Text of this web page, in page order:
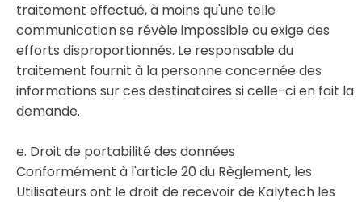
traitement effectué, à moins qu'une telle
communication se révèle impossible ou exige des
efforts disproportionnés. Le responsable du
traitement fournit à la personne concernée des
informations sur ces destinataires si celle-ci en fait la
demande.
e. Droit de portabilité des données
Conformément à l'article 20 du Règlement, les
Utilisateurs ont le droit de recevoir de Kalytech les